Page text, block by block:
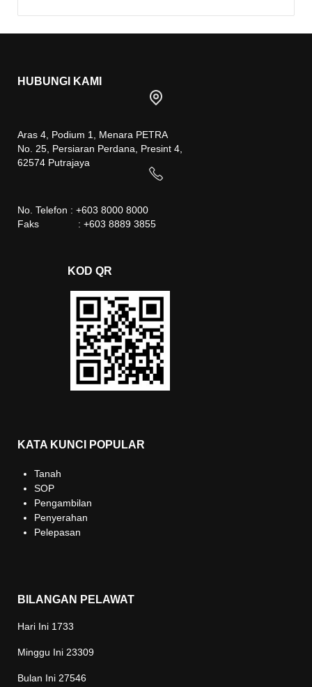
HUBUNGI KAMI
Aras 4, Podium 1, Menara PETRA
No. 25, Persiaran Perdana, Presint 4,
62574 Putrajaya
No. Telefon : +603 8000 8000
Faks : +603 8889 3855
KOD QR
KATA KUNCI POPULAR
Tanah
SOP
Pengambilan
Penyerahan
Pelepasan
BILANGAN PELAWAT
Hari Ini 1733
Minggu Ini 23309
Bulan Ini 27546